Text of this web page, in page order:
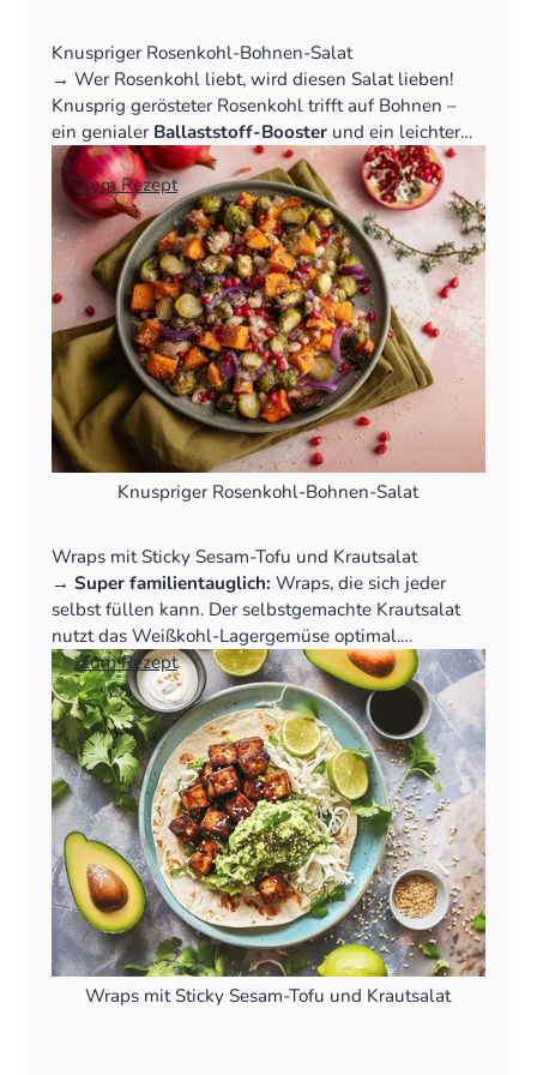
Knuspriger Rosenkohl-Bohnen-Salat
‍→ Wer Rosenkohl liebt, wird diesen Salat lieben!
Knusprig gerösteter Rosenkohl trifft auf Bohnen –
ein genialer Ballaststoff-Boosterund ein leichter
Ausgleich.
👉 Zum Rezept
Knuspriger Rosenkohl-Bohnen-Salat
Wraps mit Sticky Sesam-Tofu und Krautsalat
‍→ Super familientauglich: Wraps, die sich jeder
selbst füllen kann. Der selbstgemachte Krautsalat
nutzt das Weißkohl-Lagergemüse optimal.
👉Zum Rezept
Wraps mit Sticky Sesam-Tofu und Krautsalat